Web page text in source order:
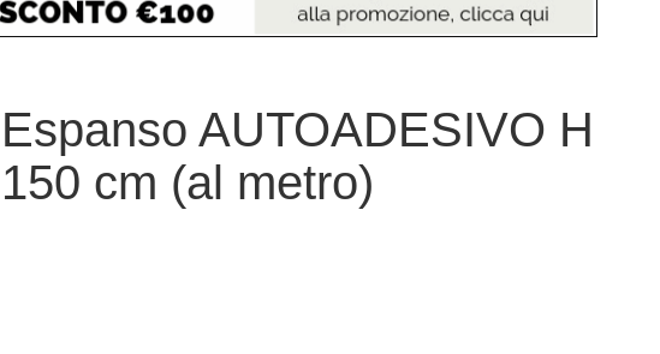
Espanso AUTOADESIVO H
150 cm (al metro)